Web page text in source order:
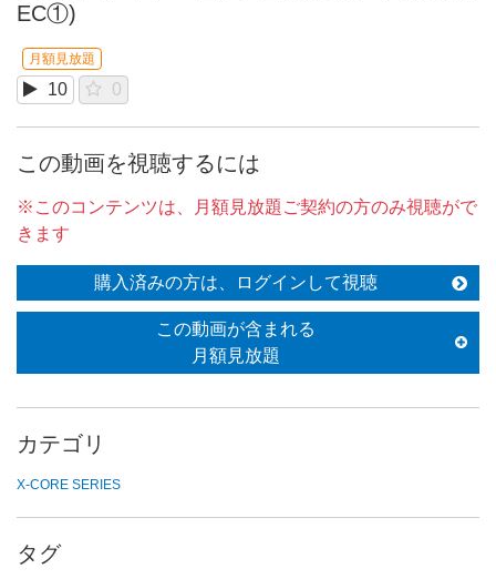
EC①)
月額見放題
10 0
この動画を視聴するには
※このコンテンツは、月額見放題ご契約の方のみ視聴がで
きます
購入済みの方は、ログインして視聴
この動画が含まれる
月額見放題
カテゴリ
X-CORE SERIES
タグ